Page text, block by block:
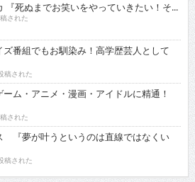
『死ぬまでお笑いをやっていきたい！そ...
された
番組でもお馴染み！高学歴芸人として
稿された
ム・アニメ・漫画・アイドルに精通！
された
『夢が叶うというのは直線ではなくい
稿された